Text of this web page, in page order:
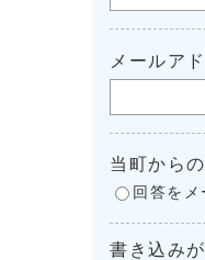
メールア
当町から
回答をメ
書き込み